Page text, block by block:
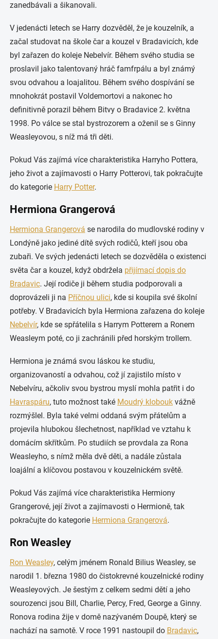
zanedbávali a šikanovali.
V jedenácti letech se Harry dozvěděl, že je kouzelník, a
začal studovat na škole čar a kouzel v Bradavicích, kde
byl zařazen do koleje Nebelvír. Během svého studia se
proslavil jako talentovaný hráč famfrpálu a byl známý
svou odvahou a loajalitou. Během svého dospívání se
mnohokrát postavil Voldemortovi a nakonec ho
definitivně porazil během Bitvy o Bradavice 2. května
1998. Po válce se stal bystrozorem a oženil se s Ginny
Weasleyovou, s níž má tři děti.
Pokud Vás zajímá více charakteristika Harryho Pottera,
jeho život a zajímavosti o Harry Potterovi, tak pokračujte
do kategorie Harry Potter.
Hermiona Grangerová
Hermiona Grangerová se narodila do mudlovské rodiny v
Londýně jako jediné dítě svých rodičů, kteří jsou oba
zubaři. Ve svých jedenácti letech se dozvěděla o existenci
světa čar a kouzel, když obdržela přijímací dopis do
Bradavic. Její rodiče ji během studia podporovali a
doprovázeli ji na Příčnou ulici, kde si koupila své školní
potřeby. V Bradavicích byla Hermiona zařazena do koleje
Nebelvír, kde se spřátelila s Harrym Potterem a Ronem
Weasleym poté, co ji zachránili před horským trollem.
Hermiona je známá svou láskou ke studiu,
organizovaností a odvahou, což jí zajistilo místo v
Nebelvíru, ačkoliv svou bystrou myslí mohla patřit i do
Havraspáru, tuto možnost také Moudrý klobouk vážně
rozmýšlel. Byla také velmi oddaná svým přátelům a
projevila hlubokou šlechetnost, například ve vztahu k
domácím skřítkům. Po studiích se provdala za Rona
Weasleyho, s nímž měla dvě děti, a nadále zůstala
loajální a klíčovou postavou v kouzelnickém světě.
Pokud Vás zajímá více charakteristika Hermiony
Grangerové, její život a zajímavosti o Hermioně, tak
pokračujte do kategorie Hermiona Grangerová.
Ron Weasley
Ron Weasley, celým jménem Ronald Bilius Weasley, se
narodil 1. března 1980 do čistokrevné kouzelnické rodiny
Weasleyových. Je šestým z celkem sedmi dětí a jeho
sourozenci jsou Bill, Charlie, Percy, Fred, George a Ginny.
Ronova rodina žije v domě nazývaném Doupě, který se
nachází na samotě. V roce 1991 nastoupil do Bradavic,